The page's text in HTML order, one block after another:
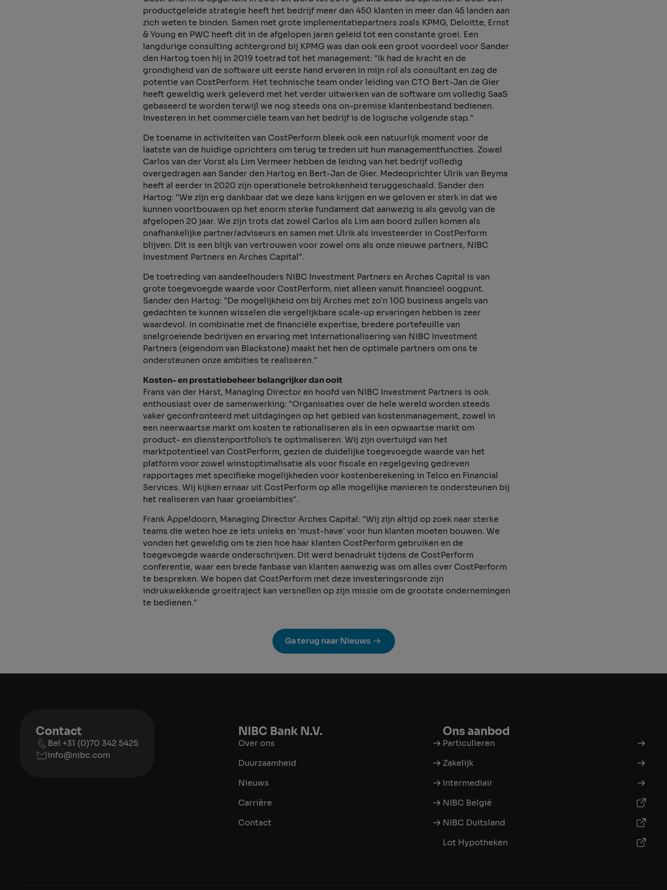
productgeleide strategie heeft het bedrijf meer dan 450 klanten in meer dan 45 landen aan
zich weten te binden. Samen met grote implementatiepartners zoals KPMG, Deloitte, Ernst
& Young en PWC heeft dit in de afgelopen jaren geleid tot een constante groei. Een
langdurige consulting achtergrond bij KPMG was dan ook een groot voordeel voor Sander
den Hartog toen hij in 2019 toetrad tot het management: "Ik had de kracht en de
grondigheid van de software uit eerste hand ervaren in mijn rol als consultant en zag de
potentie van CostPerform. Het technische team onder leiding van CTO Bert-Jan de Gier
heeft geweldig werk geleverd met het verder uitwerken van de software om volledig SaaS
gebaseerd te worden terwijl we nog steeds ons on-premise klantenbestand bedienen.
Investeren in het commerciële team van het bedrijf is de logische volgende stap."
De toename in activiteiten van CostPerform bleek ook een natuurlijk moment voor de
laatste van de huidige oprichters om terug te treden uit hun managementfuncties. Zowel
Carlos van der Vorst als Lim Vermeer hebben de leiding van het bedrijf volledig
overgedragen aan Sander den Hartog en Bert-Jan de Gier. Medeoprichter Ulrik van Beyma
heeft al eerder in 2020 zijn operationele betrokkenheid teruggeschaald. Sander den
Hartog: "We zijn erg dankbaar dat we deze kans krijgen en we geloven er sterk in dat we
kunnen voortbouwen op het enorm sterke fundament dat aanwezig is als gevolg van de
afgelopen 20 jaar. We zijn trots dat zowel Carlos als Lim aan boord zullen komen als
onafhankelijke partner/adviseurs en samen met Ulrik als investeerder in CostPerform
blijven. Dit is een blijk van vertrouwen voor zowel ons als onze nieuwe partners, NIBC
Investment Partners en Arches Capital".
De toetreding van aandeelhouders NIBC Investment Partners en Arches Capital is van
grote toegevoegde waarde voor CostPerform, niet alleen vanuit financieel oogpunt.
Sander den Hartog: "De mogelijkheid om bij Arches met zo'n 100 business angels van
gedachten te kunnen wisselen die vergelijkbare scale-up ervaringen hebben is zeer
waardevol. In combinatie met de financiële expertise, bredere portefeuille van
snelgroeiende bedrijven en ervaring met internationalisering van NIBC Investment
Partners (eigendom van Blackstone) maakt het hen de optimale partners om ons te
ondersteunen onze ambities te realiseren."
Kosten- en prestatiebeheer belangrijker dan ooit
Frans van der Harst, Managing Director en hoofd van NIBC Investment Partners is ook
enthousiast over de samenwerking: "Organisaties over de hele wereld worden steeds
vaker geconfronteerd met uitdagingen op het gebied van kostenmanagement, zowel in
een neerwaartse markt om kosten te rationaliseren als in een opwaartse markt om
product- en dienstenportfolio's te optimaliseren. Wij zijn overtuigd van het
marktpotentieel van CostPerform, gezien de duidelijke toegevoegde waarde van het
platform voor zowel winstoptimalisatie als voor fiscale en regelgeving gedreven
rapportages met specifieke mogelijkheden voor kostenberekening in Telco en Financial
Services. Wij kijken ernaar uit CostPerform op alle mogelijke manieren te ondersteunen bij
het realiseren van haar groeiambities".
Frank Appeldoorn, Managing Director Arches Capital: "Wij zijn altijd op zoek naar sterke
teams die weten hoe ze iets unieks en 'must-have' voor hun klanten moeten bouwen. We
vonden het geweldig om te zien hoe haar klanten CostPerform gebruiken en de
toegevoegde waarde onderschrijven. Dit werd benadrukt tijdens de CostPerform
conferentie, waar een brede fanbase van klanten aanwezig was om alles over CostPerform
te bespreken. We hopen dat CostPerform met deze investeringsronde zijn
indrukwekkende groeitraject kan versnellen op zijn missie om de grootste ondernemingen
te bedienen."
Ga terug naar Nieuws
Contact
Bel +31 (0)70 342 5425
info@nibc.com
NIBC Bank N.V.
Over ons
Duurzaamheid
Nieuws
Carrière
Contact
Ons aanbod
Particulieren
Zakelijk
Intermediair
NIBC België
NIBC Duitsland
Lot Hypotheken